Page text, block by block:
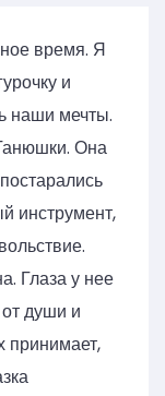
время. Я
и
наши мечты.
Она
инструмент,
Глаза у нее
души и
принимает,